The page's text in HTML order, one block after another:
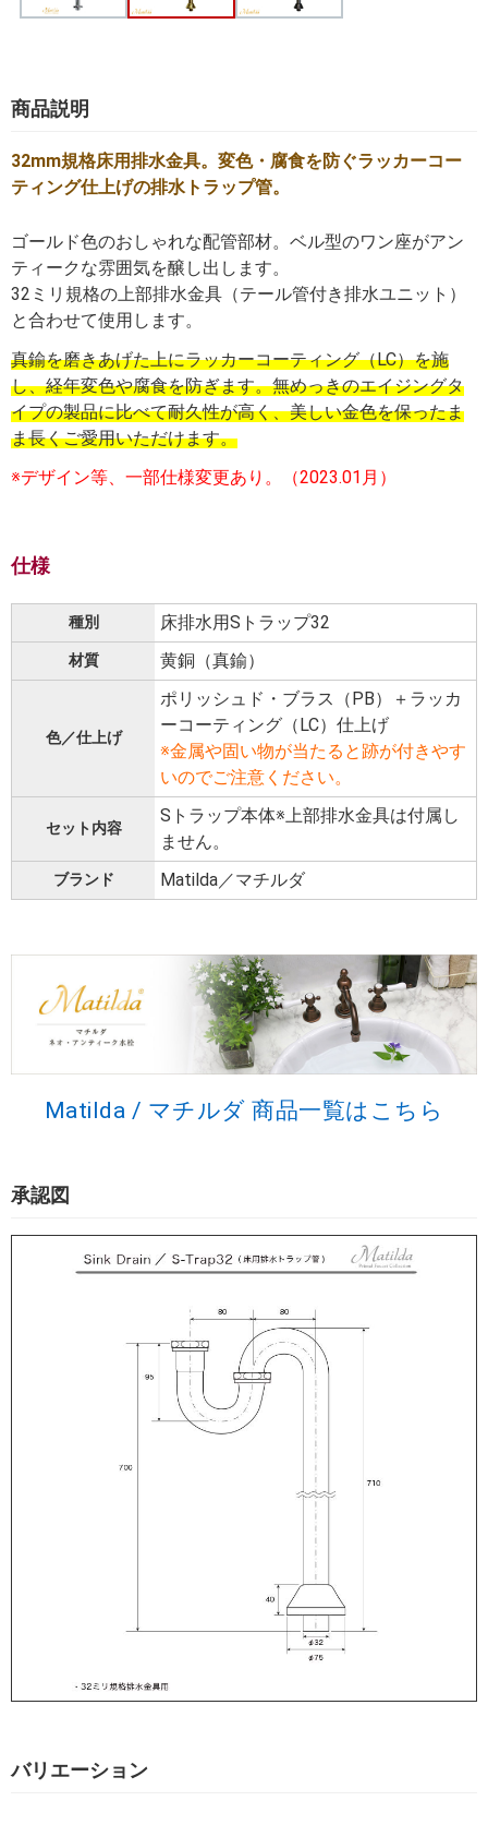
商品説明
32mm規格床用排水金具。変色・腐食を防ぐラッカーコー
ティング仕上げの排水トラップ管。
ゴールド色のおしゃれな配管部材。ベル型のワン座がアン
ティークな雰囲気を醸し出します。
32ミリ規格の上部排水金具（テール管付き排水ユニット）
と合わせて使用します。
真鍮を磨きあげた上にラッカーコーティング（LC）を施
し、経年変色や腐食を防ぎます。無めっきのエイジングタ
イプの製品に比べて耐久性が高く、美しい金色を保ったま
ま長くご愛用いただけます。
※デザイン等、一部仕様変更あり。（2023.01月）
仕様
種別 床排水用Sトラップ32
材質 黄銅（真鍮）
色／仕上げ
ポリッシュド・ブラス（PB）＋ラッカ
ーコーティング（LC）仕上げ
※金属や固い物が当たると跡が付きやす
いのでご注意ください。
セット内容
Sトラップ本体※上部排水金具は付属し
ません。
ブランド Matilda／マチルダ
Matilda / マチルダ 商品一覧はこちら
承認図
バリエーション